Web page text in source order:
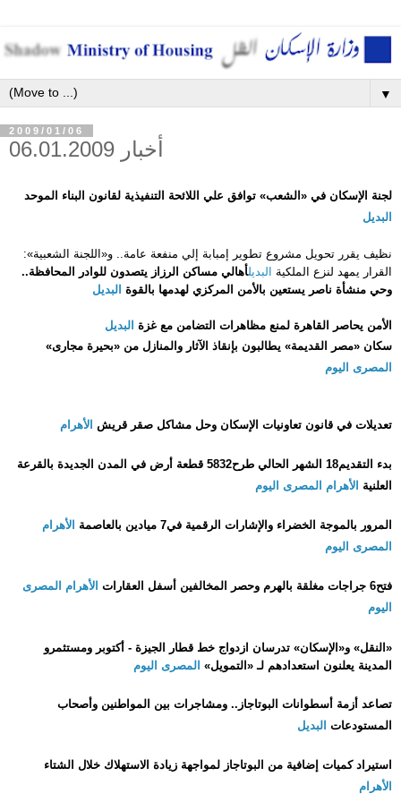
▼
2009/01/06
أخبار 06.01.2009
لجنة الإسكان في «الشعب» توافق علي اللائحة التنفيذية لقانون البناء الموحد
البديل
نظيف يقرر تحويل مشروع تطوير إمبابة إلي منفعة عامة.. و«اللجنة الشعبية»:
القرار يمهد لنزع الملكية
البديلأهالي مساكن الرزاز يتصدون للوادر المحافظة..
وحي منشأة ناصر يستعين بالأمن المركزي لهدمها بالقوة البديل
الأمن يحاصر القاهرة لمنع مظاهرات التضامن مع غزة البديل
سكان «مصر القديمة» يطالبون بإنقاذ الآثار والمنازل من «بحيرة مجارى»
المصرى اليوم
تعديلات في قانون تعاونيات الإسكان وحل مشاكل صقر قريش الأهرام
بدء التقديم‏18‏ الشهر الحالي طرح‏5832‏ قطعة أرض في المدن الجديدة بالقرعة
العلنية الأهرام المصرى اليوم
المرور بالموجة الخضراء والإشارات الرقمية في‏7‏ ميادين بالعاصمة
الأهرام
المصرى اليوم
فتح‏6‏ جراجات مغلقة بالهرم وحصر المخالفين أسفل العقارات الأهرام المصرى
اليوم
«النقل» و«الإسكان» تدرسان ازدواج خط قطار الجيزة - أكتوبر ومستثمرو
المدينة يعلنون استعدادهم لـ «التمويل» المصرى اليوم
تصاعد أزمة أسطوانات البوتاجاز.. ومشاجرات بين المواطنين وأصحاب
المستودعات البديل
استيراد كميات إضافية من البوتاجاز لمواجهة زيادة الاستهلاك خلال الشتاء
الأهرام